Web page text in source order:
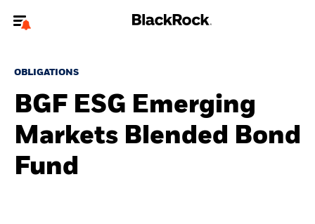
financiers.
jourvotre type d'utilisateur
A propos de BlackRock
Produits
OBLIGATIONS
BGF ESG Emerging
Markets Blended Bond
Fund